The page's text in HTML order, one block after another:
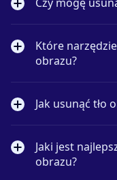
Które
obrazu?
Jak usunąć tło
Jaki jest
obrazu?